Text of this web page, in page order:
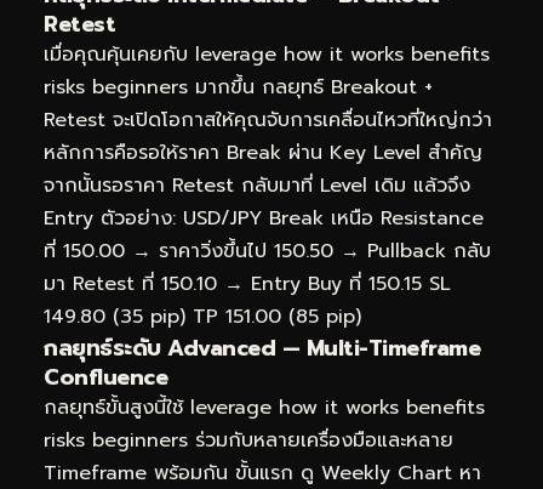
Retest
เมื่อคุณคุ้นเคยกับ leverage how it works benefits
risks beginners มากขึ้น กลยุทธ์ Breakout +
Retest จะเปิดโอกาสให้คุณจับการเคลื่อนไหวที่ใหญ่กว่า
หลักการคือรอให้ราคา Break ผ่าน Key Level สำคัญ
จากนั้นรอราคา Retest กลับมาที่ Level เดิม แล้วจึง
Entry ตัวอย่าง: USD/JPY Break เหนือ Resistance
ที่ 150.00 → ราคาวิ่งขึ้นไป 150.50 → Pullback กลับ
มา Retest ที่ 150.10 → Entry Buy ที่ 150.15 SL
149.80 (35 pip) TP 151.00 (85 pip)
กลยุทธ์ระดับ Advanced — Multi-Timeframe
Confluence
กลยุทธ์ขั้นสูงนี้ใช้ leverage how it works benefits
risks beginners ร่วมกับหลายเครื่องมือและหลาย
Timeframe พร้อมกัน ขั้นแรก ดู Weekly Chart หา